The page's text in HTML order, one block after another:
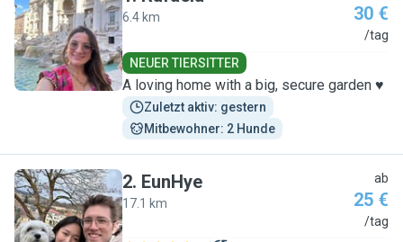
R
6.4 km 30 €
/tag
NEUER TIERSITTER
A loving home with a big, secure garden ♥️
Zuletzt aktiv: gestern
Mitbewohner: 2 Hunde
E
2. EunHye
17.1 km
ab
25 €
/tag